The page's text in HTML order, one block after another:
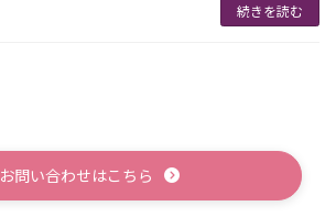
続きを読む
お問い合わせはこちら